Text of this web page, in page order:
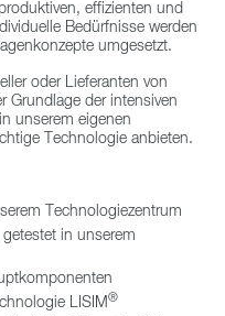
effizienten und
Bedürfnisse werden
umgesetzt.
oder Lieferanten von
Grundlage der intensiven
unserem eigenen
Technologie anbieten.
Technologiezentrum
in unserem
LISIM ®